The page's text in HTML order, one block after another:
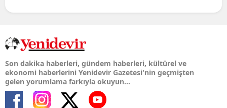
Son dakika haberleri, gündem haberleri, kültürel ve
ekonomi haberlerini Yenidevir Gazetesi'nin geçmişten
gelen yorumlama farkıyla okuyun...